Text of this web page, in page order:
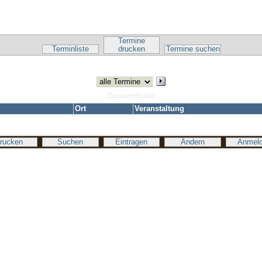
Terminliste
Termine
drucken
Termine suchen
Ort
Veranstaltung
Suchen Eintragen Ändern